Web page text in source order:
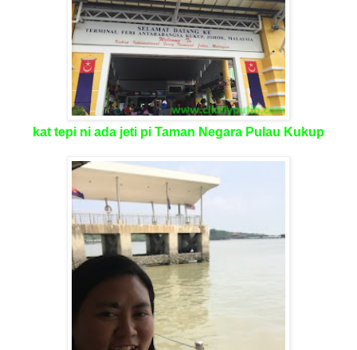
kat tepi ni ada jeti pi Taman Negara Pulau Kukup